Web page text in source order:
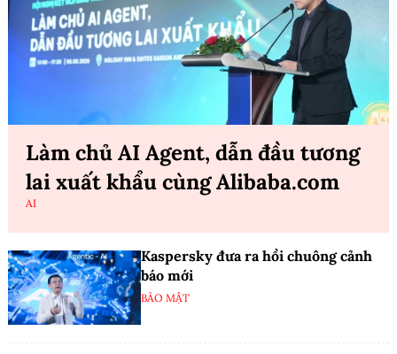
Làm chủ AI Agent, dẫn đầu tương
lai xuất khẩu cùng Alibaba.com
AI
Kaspersky đưa ra hồi chuông cảnh
báo mới
BẢO MẬT